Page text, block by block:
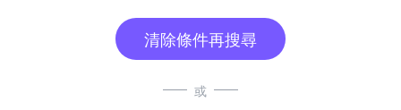
清除條件再搜尋
或